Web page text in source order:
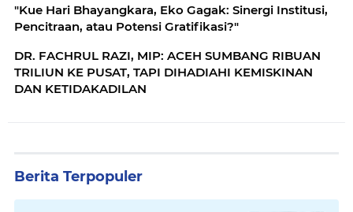
"Kue Hari Bhayangkara, Eko Gagak: Sinergi Institusi,
Pencitraan, atau Potensi Gratifikasi?"
DR. FACHRUL RAZI, MIP: ACEH SUMBANG RIBUAN
TRILIUN KE PUSAT, TAPI DIHADIAHI KEMISKINAN
DAN KETIDAKADILAN
Berita Terpopuler